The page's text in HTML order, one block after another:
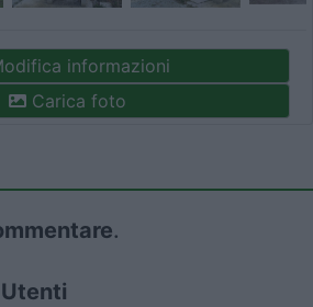
informazioni
Carica foto
.